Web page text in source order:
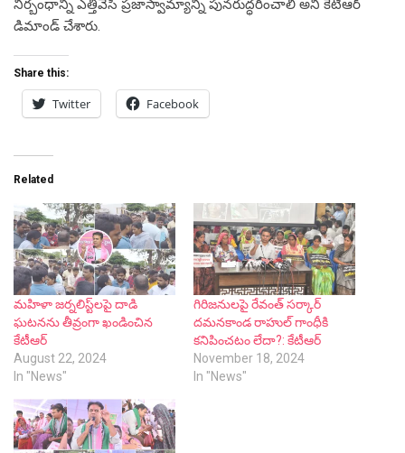
నిర్బంధాన్ని ఎత్తివేసి ప్రజాస్వామ్యాన్ని పునరుద్ధరించాలి అని కేటీఆర్
డిమాండ్ చేశారు.
Share this:
Twitter Facebook
Related
మహిళా జర్నలిస్ట్‌లపై దాడి
ఘటనను తీవ్రంగా ఖండించిన
కేటీఆర్
August 22, 2024
In "News"
గిరిజనులపై రేవంత్ సర్కార్
దమనకాండ రాహుల్ గాంధీకి
కనిపించటం లేదా?: కేటీఆర్
November 18, 2024
In "News"